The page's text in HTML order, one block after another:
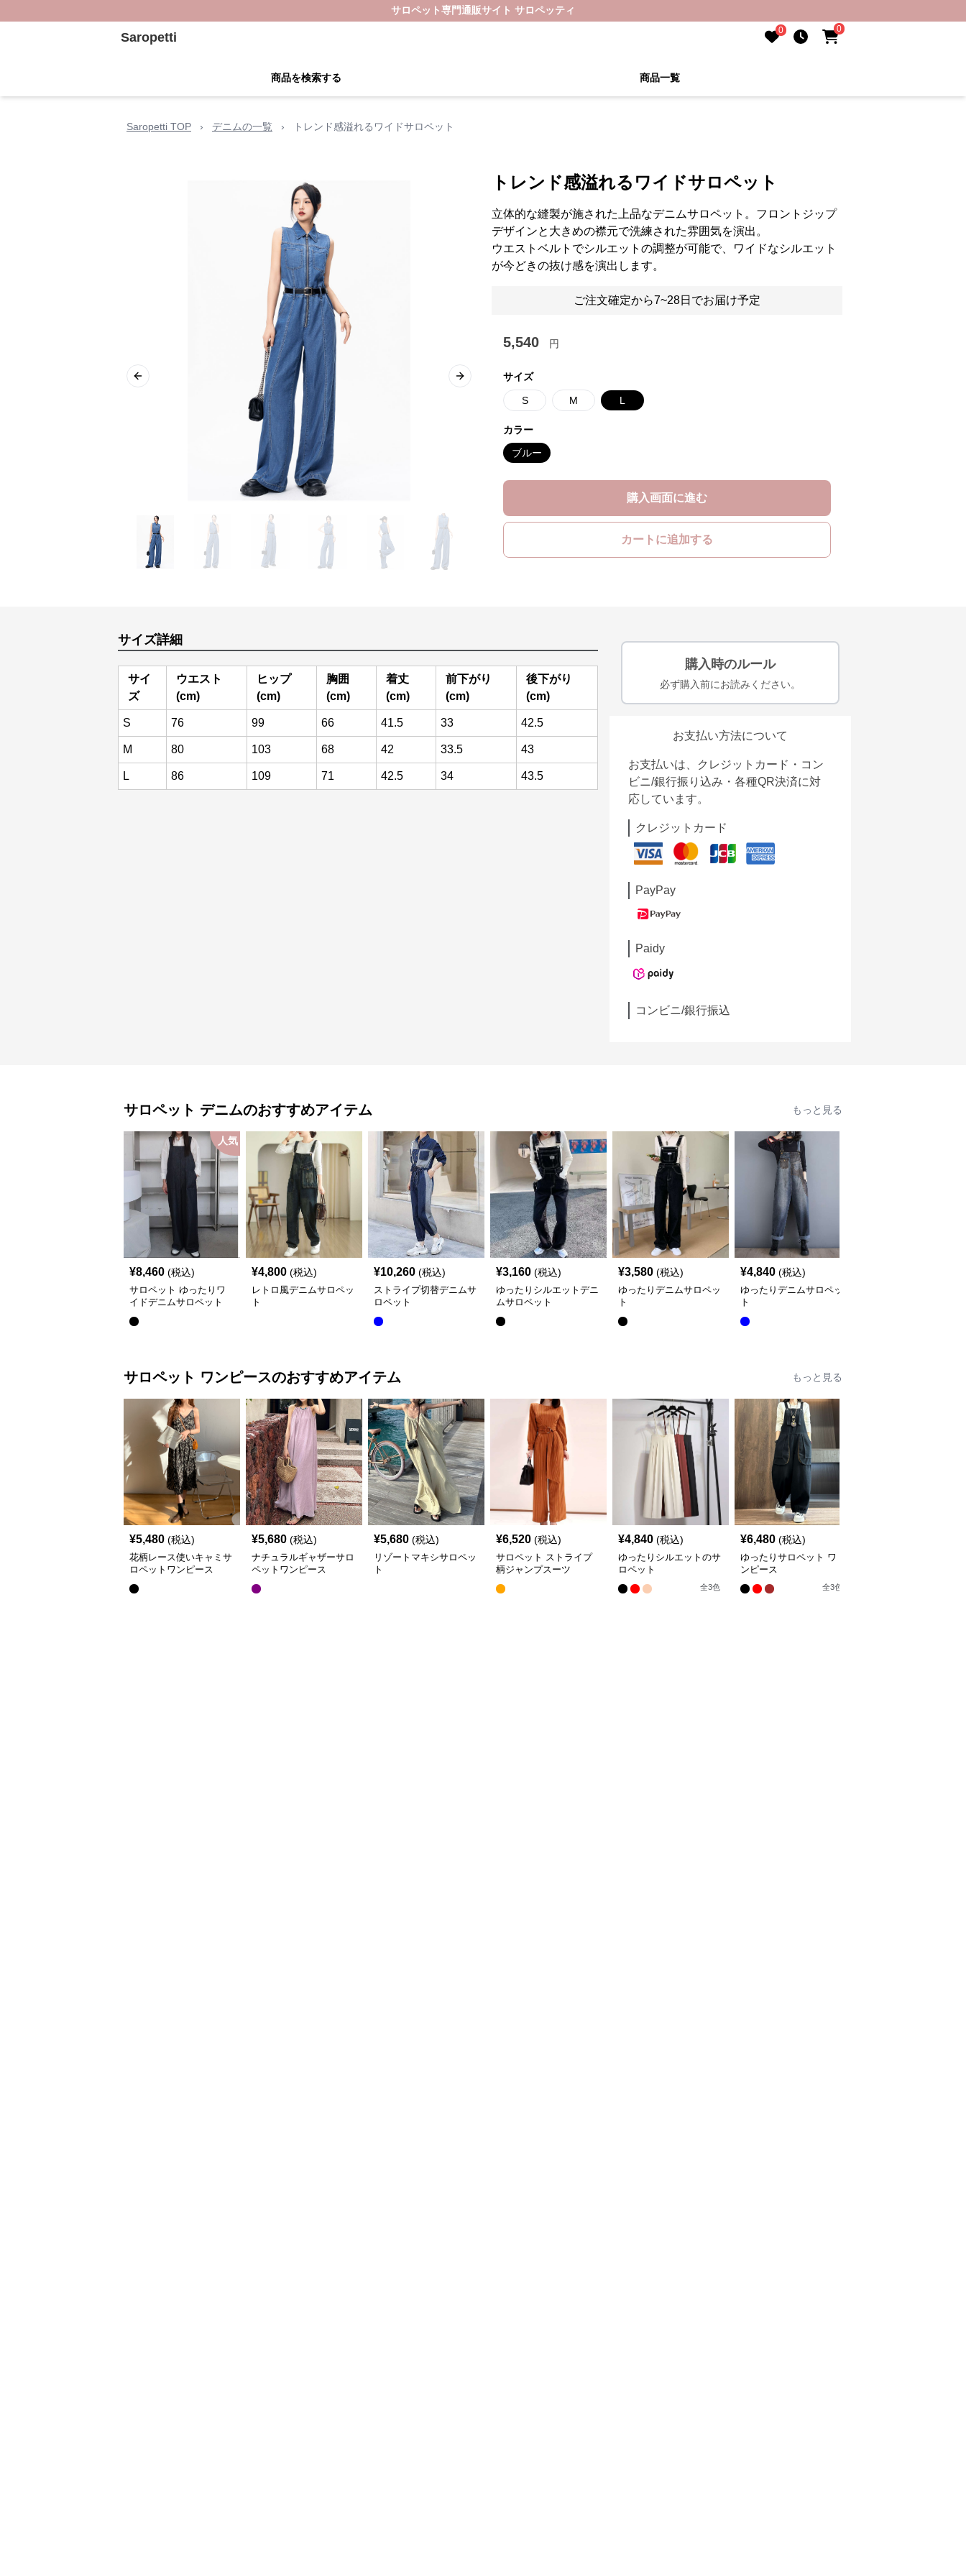
サロペット専門通販サイト サロペッティ
Saropetti 0 0
商品を検索する 商品一覧
Saropetti TOP › デニムの一覧 › トレンド感溢れるワイドサロペット
Previous slide Next slide
トレンド感溢れるワイドサロペット
立体的な縫製が施された上品なデニムサロペット。フロントジップ
デザインと大きめの襟元で洗練された雰囲気を演出。
ウエストベルトでシルエットの調整が可能で、ワイドなシルエット
が今どきの抜け感を演出します。
ご注文確定から7~28日でお届け予定
5,540 円
サイズ
S M L
カラー
ブルー
購入画面に進む
カートに追加する
サイズ詳細
サイ
ズ
ウエスト
(cm)
ヒップ
(cm)
胸囲
(cm)
着丈
(cm)
前下がり
(cm)
後下がり
(cm)
S 76 99 66 41.5 33 42.5
M 80 103 68 42 33.5 43
L 86 109 71 42.5 34 43.5
購入時のルール
必ず購入前にお読みください。
お支払い方法について
お支払いは、クレジットカード・コン
ビニ/銀行振り込み・各種QR決済に対
応しています。
クレジットカード
PayPay
Paidy
コンビニ/銀行振込
サロペット デニムのおすすめアイテム もっと見る
人気
¥8,460 (税込)
サロペット ゆったりワ
イドデニムサロペット
¥4,800 (税込)
レトロ風デニムサロペッ
ト
¥10,260 (税込)
ストライプ切替デニムサ
ロペット
¥3,160 (税込)
ゆったりシルエットデニ
ムサロペット
¥3,580 (税込)
ゆったりデニムサロペッ
ト
¥4,840 (税込)
ゆったりデニムサロペッ
ト
サロペット ワンピースのおすすめアイテム もっと見る
¥5,480 (税込)
花柄レース使いキャミサ
ロペットワンピース
¥5,680 (税込)
ナチュラルギャザーサロ
ペットワンピース
¥5,680 (税込)
リゾートマキシサロペッ
ト
¥6,520 (税込)
サロペット ストライプ
柄ジャンプスーツ
¥4,840 (税込)
ゆったりシルエットのサ
ロペット
全3色
¥6,480 (税込)
ゆったりサロペット ワ
ンピース
全3色